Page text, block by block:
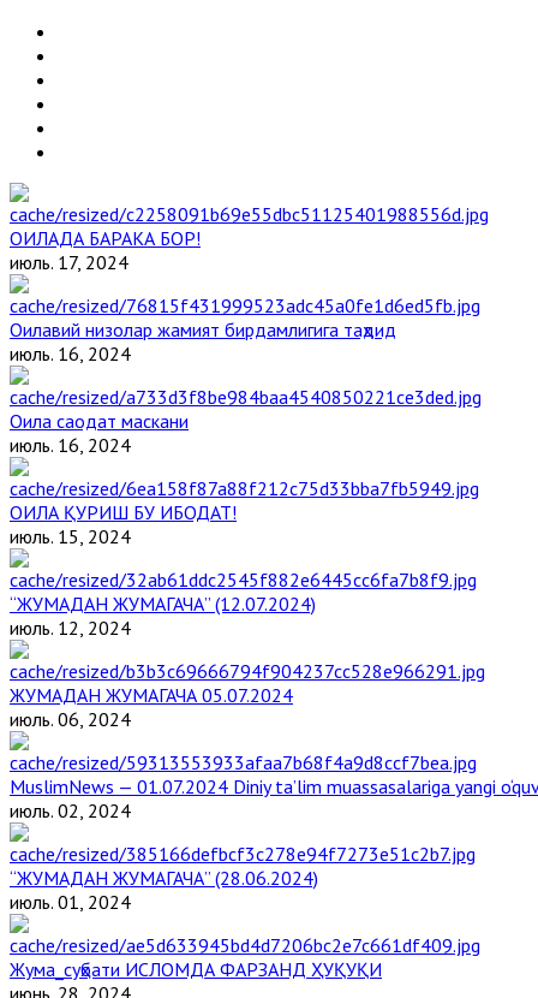
ОИЛАДА БАРАКА БОР!
июль. 17, 2024
Оилавий низолар жамият бирдамлигига таҳдид
июль. 16, 2024
Оила саодат маскани
июль. 16, 2024
ОИЛА ҚУРИШ БУ ИБОДАТ!
июль. 15, 2024
“ЖУМАДАН ЖУМАГАЧА” (12.07.2024)
июль. 12, 2024
ЖУМАДАН ЖУМАГАЧА 05.07.2024
июль. 06, 2024
MuslimNews — 01.07.2024 Diniy ta’lim muassasalariga yangi
июль. 02, 2024
“ЖУМАДАН ЖУМАГАЧА” (28.06.2024)
июль. 01, 2024
Жума_суҳбати ИСЛОМДА ФАРЗАНД ҲУҚУҚИ
июнь. 28, 2024